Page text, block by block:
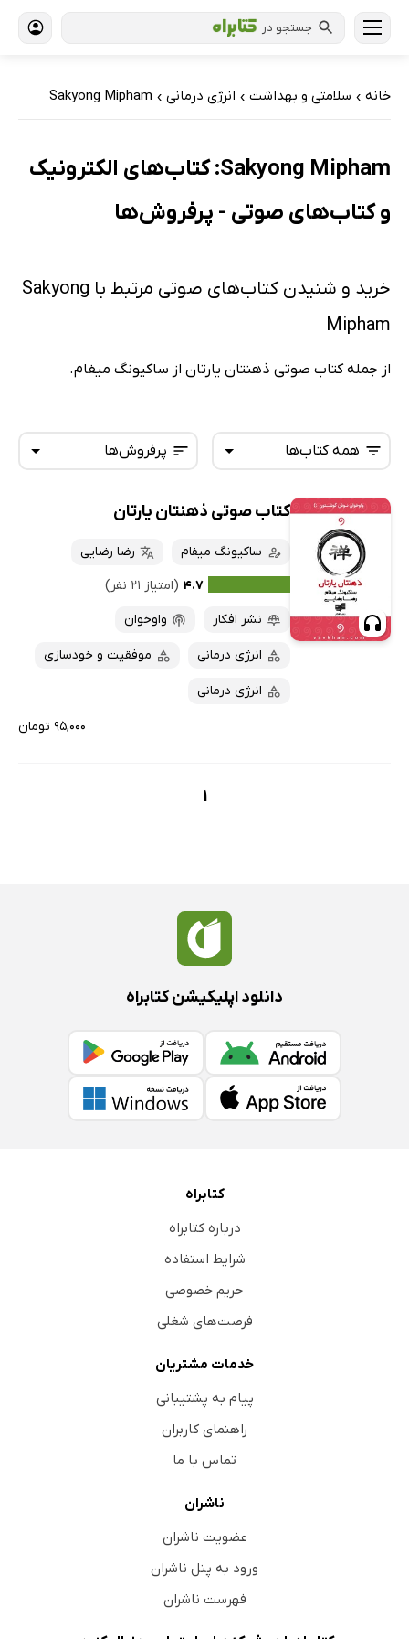
جستجو در
خانه › سلامتی و بهداشت › انرژی درمانی ›
Sakyong Mipham
Sakyong Mipham: کتاب‌های الکترونیک
و کتاب‌های صوتی - پرفروش‌ها
خرید و شنیدن کتاب‌های صوتی مرتبط با Sakyong
Mipham
از جمله کتاب صوتی ذهنتان یارتان از ساکیونگ میفام.
پرفروش‌ها
تازه‌ها
داغ‌ترین‌ها
پرفروش‌ها
پربحث‌ها
ارزان ترین‌ها
همه کتاب‌ها
همه کتاب‌ها
کتاب‌های صوتی
کتاب‌های متنی
کتاب صوتی ذهنتان یارتان
ساکیونگ میفام
رضا رضایی
۴.۷ (امتیاز ۲۱ نفر)
نشر افکار
واوخوان
انرژی درمانی موفقیت و خودسازی
انرژی درمانی
۹۵,۰۰۰ تومان
1
دانلود اپلیکیشن کتابراه
کتابراه
درباره کتابراه
شرایط استفاده
حریم خصوصی
فرصت‌های شغلی
خدمات مشتریان
پیام به پشتیبانی
راهنمای کاربران
تماس با ما
ناشران
عضویت ناشران
ورود به پنل ناشران
فهرست ناشران